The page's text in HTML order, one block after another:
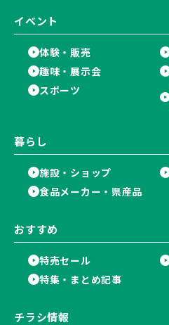
イベント
体験・販売
趣味・展示会
スポーツ
暮らし
施設・ショップ
食品メーカー・県産品
おすすめ
特売セール
特集・まとめ記事
チラシ情報